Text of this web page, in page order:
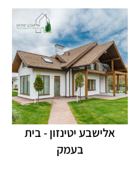
אלישבע יטינזון - בית
בעמק